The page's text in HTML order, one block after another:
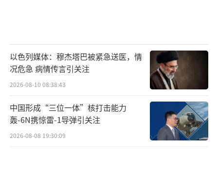
以色列媒体：穆杰塔巴被紧急送医，情
况危急 病情传言引关注
2026-08-10 08:38:43
中国形成“三位一体”核打击能力
轰-6N携惊雷-1导弹引关注
2026-08-08 19:30:09